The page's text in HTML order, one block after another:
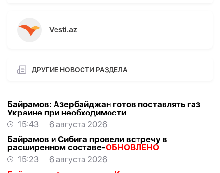
Vesti.az
ДРУГИЕ НОВОСТИ РАЗДЕЛА
Байрамов: Азербайджан готов поставлять газ
Украине при необходимости
15:43
6 августа 2026
Байрамов и Сибига провели встречу в
расширенном составе-ОБНОВЛЕНО
15:23
6 августа 2026